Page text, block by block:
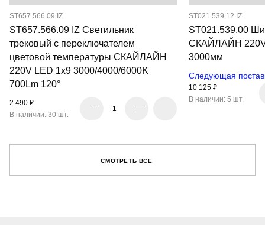
ST657.566.09 IZ
ST657.566.09 IZ Светильник
трековый с переключателем
цветовой температуры СКАЙЛАЙН
220V LED 1x9 3000/4000/6000K
700Lm 120°
2 490 ₽
В наличии: 30 шт.
ST021.539.12 IZ
ST021.539.00
СКАЙЛАЙН
3000мм
Следующая
10 125 ₽
В наличии: 5 шт.
СМОТРЕТЬ ВСЕ